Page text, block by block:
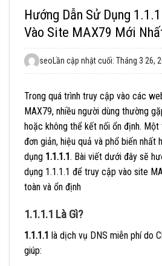
Hướng Dẫn Sử Dụng
Vào Site MAX79 Mới
seoLần cập nhật cuối: Tháng 3 26,
Trong quá trình truy cập vào các
MAX79, nhiều người dùng thường
hoặc không thể kết nối ổn định.
đơn giản, hiệu quả và phổ biến nhất
dụng 1.1.1.1 . Bài viết dưới đây sẽ
dụng 1.1.1.1 để truy cập vào site
toàn và ổn định
1.1.1.1 Là Gì?
1.1.1.1 là dịch vụ DNS miễn phí do
giúp: